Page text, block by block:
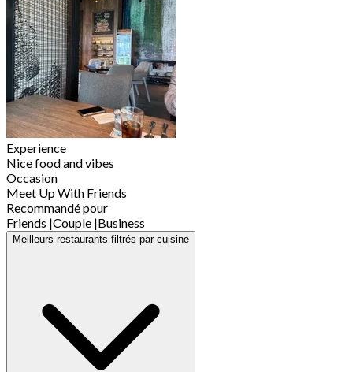
Experience
Nice food and vibes
Occasion
Meet Up With Friends
Recommandé pour
Friends |Couple |Business
Meilleurs restaurants filtrés par cuisine